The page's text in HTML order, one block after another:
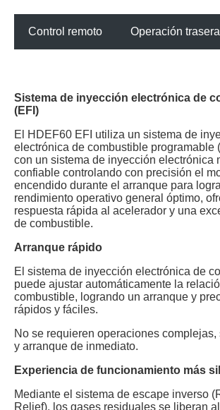
Control remoto Operación trasera
Sistema de inyección electrónica de
(EFI)
El HDEF60 EFI utiliza un sistema de
electrónica de combustible programable
con un sistema de inyección electrónica
confiable controlando con precisión el
encendido durante el arranque para
rendimiento operativo general óptimo,
respuesta rápida al acelerador y una
de combustible.
Arranque rápido
El sistema de inyección electrónica de
puede ajustar automáticamente la
combustible, logrando un arranque y
rápidos y fáciles.
No se requieren operaciones
y arranque de inmediato.
Experiencia de funcionamiento más
Mediante el sistema de escape inverso
Relief), los gases residuales se liberan